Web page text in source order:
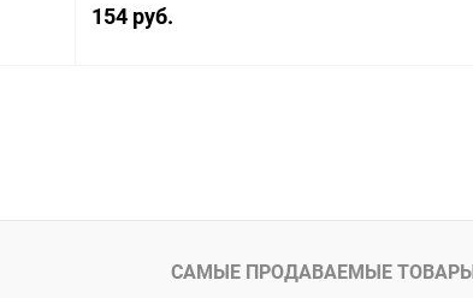
154 руб.
В избранное В наличии
САМЫЕ ПРОДАВАЕМЫЕ ТОВАРЫ